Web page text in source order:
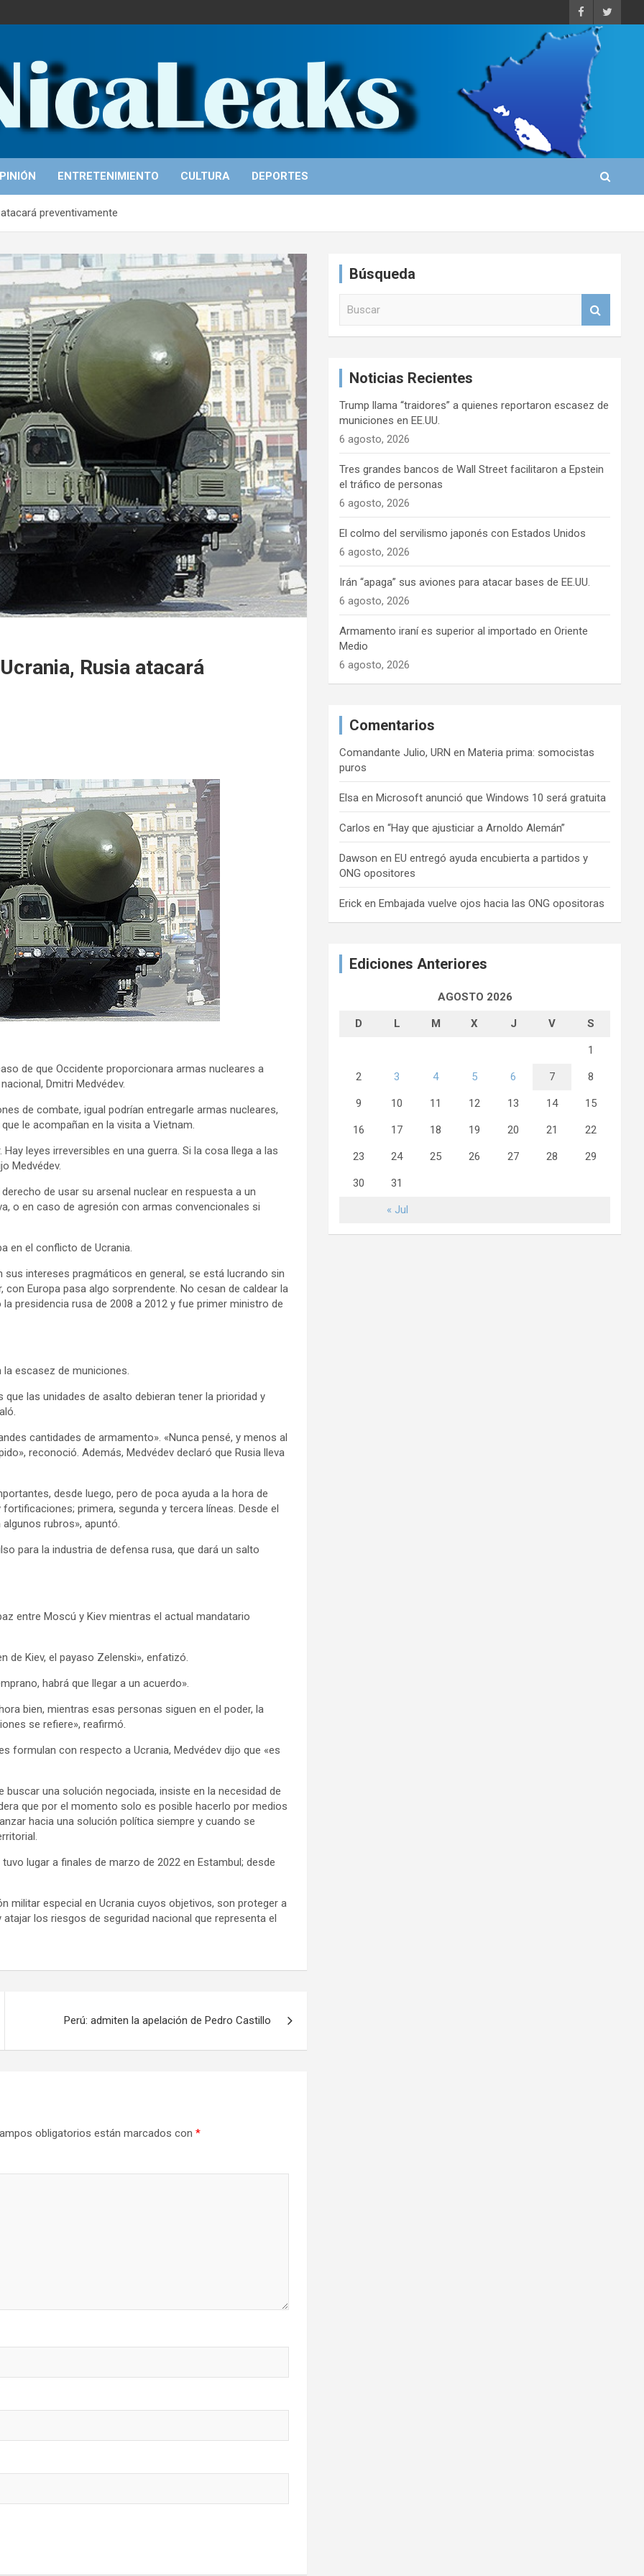
ENTRETENIMIENTO CULTURA DEPORTES
preventivamente
Rusia atacará
de que Occidente proporcionara armas nucleares a
Dmitri Medvédev.
de combate, igual podrían entregarle armas nucleares,
le acompañan en la visita a Vietnam.
leyes irreversibles en una guerra. Si la cosa llega a las
Medvédev.
de usar su arsenal nuclear en respuesta a un
o en caso de agresión con armas convencionales si
en el conflicto de Ucrania.
sus intereses pragmáticos en general, se está lucrando sin
Europa pasa algo sorprendente. No cesan de caldear la
presidencia rusa de 2008 a 2012 y fue primer ministro de
escasez de municiones.
las unidades de asalto debieran tener la prioridad y
cantidades de armamento». «Nunca pensé, y menos al
reconoció. Además, Medvédev declaró que Rusia lleva
desde luego, pero de poca ayuda a la hora de
primera, segunda y tercera líneas. Desde el
rubros», apuntó.
para la industria de defensa rusa, que dará un salto
entre Moscú y Kiev mientras el actual mandatario
de Kiev, el payaso Zelenski», enfatizó.
habrá que llegar a un acuerdo».
bien, mientras esas personas siguen en el poder, la
se refiere», reafirmó.
formulan con respecto a Ucrania, Medvédev dijo que «es
una solución negociada, insiste en la necesidad de
que por el momento solo es posible hacerlo por medios
hacia una solución política siempre y cuando se
lugar a finales de marzo de 2022 en Estambul; desde
militar especial en Ucrania cuyos objetivos, son proteger a
los riesgos de seguridad nacional que representa el
Perú: admiten la apelación de Pedro Castillo
obligatorios están marcados con *
Búsqueda
Noticias Recientes
Trump llama “traidores” a quienes reportaron escasez de
municiones en EE.UU.
6 agosto, 2026
Tres grandes bancos de Wall Street facilitaron a Epstein
el tráfico de personas
6 agosto, 2026
El colmo del servilismo japonés con Estados Unidos
6 agosto, 2026
Irán “apaga” sus aviones para atacar bases de EE.UU.
6 agosto, 2026
Armamento iraní es superior al importado en Oriente
Medio
6 agosto, 2026
Comentarios
Comandante Julio, URN en Materia prima: somocistas
puros
Elsa en Microsoft anunció que Windows 10 será gratuita
Carlosen“Hay que ajusticiar a Arnoldo Alemán”
Dawson en EU entregó ayuda encubierta a partidos y
ONG opositores
Erick en Embajada vuelve ojos hacia las ONG opositoras
Ediciones Anteriores
AGOSTO 2026
D L M X J V S
« Jul
1
2 3 4 5 6 7 8
9 10 11 12 13 14 15
16 17 18 19 20 21 22
23 24 25 26 27 28 29
30 31